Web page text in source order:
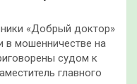
«Добрый доктор»
в мошенничестве на
судом к
главного